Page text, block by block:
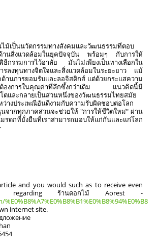
ม้เป็นนวัตกรรมทางสังคมและวัฒนธรรมที่ตอบ
านสิ่งแวดล้อมในยุคปัจจุบัน พร้อมๆ กับการให้
ธีกรรมการไว้อาลัย มันไม่เพียงเป็นทางเลือกใน
รลงทุนทางจิตใจและสิ่งแวดล้อมในระยะยาว แม้
านการยอมรับและลอจิสติกส์ แต่ด้วยกระแสความ
มต้องการในคุณค่าที่ลึกซึ้งกว่าเดิม แนวคิดนี้มี
ตและกลายเป็นส่วนหนึ่งของวัฒนธรรมไทยสมัย
างประเพณีอันดีงามกับความรับผิดชอบต่อโลก
จากทุกภาคส่วนจะช่วยให้ "การให้ชีวิตใหม่" ผ่าน
รดกที่ยั่งยืนที่เราสามารถมอบให้แก่กันและแก่โลก
and you would such as to receive even
regarding ร้านดอกไม้ Aorest -
internet site.